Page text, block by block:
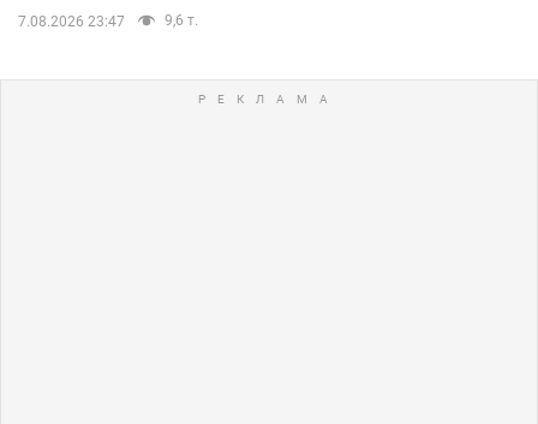
7.08.2026 23:47 9,6 т.